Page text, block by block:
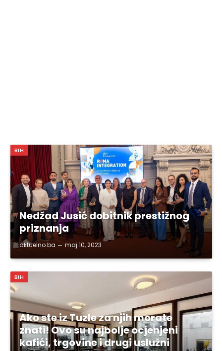
BIH
Nedžad Jusić dobitnik prestižnog
priznanja
aktuelno.ba maj 10, 2023
BIH
Ako ste iz Tuzle za njih morate
znati! Ovo su najbolje ocjenjeni
kafići, trgovine i drugi uslužni